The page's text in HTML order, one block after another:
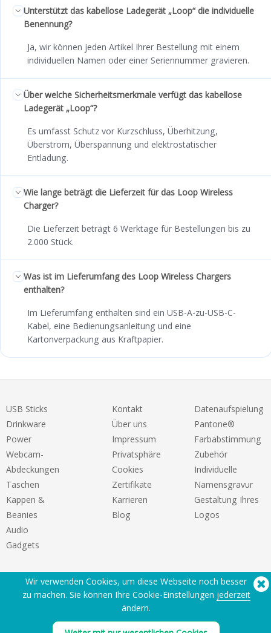
Unterstützt das kabellose Ladegerät „Loop“ die individuelle
Benennung?
Ja, wir können jeden Artikel Ihrer Bestellung mit einem
individuellen Namen oder einer Seriennummer gravieren.
Über welche Sicherheitsmerkmale verfügt das kabellose
Ladegerät „Loop“?
Es umfasst Schutz vor Kurzschluss, Überhitzung,
Überstrom, Überspannung und elektrostatischer
Entladung.
Wie lange beträgt die Lieferzeit für das Loop Wireless
Charger?
Die Lieferzeit beträgt 6 Werktage für Bestellungen bis zu
2.000 Stück.
Was ist im Lieferumfang des Loop Wireless Chargers
enthalten?
Im Lieferumfang enthalten sind ein USB-A-zu-USB-C-
Kabel, eine Bedienungsanleitung und eine
Kartonverpackung aus Kraftpapier.
USB Sticks
Drinkware
Power
Webcam-
Abdeckungen
Taschen
Kappen &
Beanies
Audio
Gadgets
Kontakt
Über uns
Impressum
Privatsphäre
Cookies
Zertifikate
Karrieren
Blog
Datenaufspielung
Pantone®
Farbabstimmung
Zubehör
Individuelle
Namensgravur
Gestaltung Ihres
Logos
(650) 938-3500 (US)
Wir verwenden Cookies, um diese Webseite noch besser
zu machen. Sie können Ihre Cookie-Einstellungen jederzeit
ändern.